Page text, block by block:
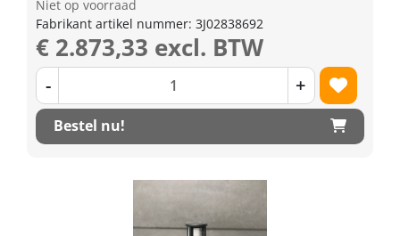
Niet op voorraad
Fabrikant artikel nummer: 3J02838692
€ 2.873,33 excl. BTW
- +
Bestel nu!